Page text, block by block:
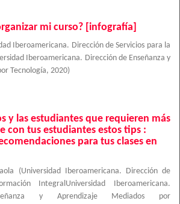
mi curso? [infografía]
Iberoamericana. Dirección de Servicios para la
Iberoamericana. Dirección de Enseñanza y
Tecnología, 2020)
y las estudiantes que requieren más
con tus estudiantes estos tips :
para tus clases en
(Universidad Iberoamericana. Dirección de
IntegralUniversidad Iberoamericana.
y Aprendizaje Mediados por